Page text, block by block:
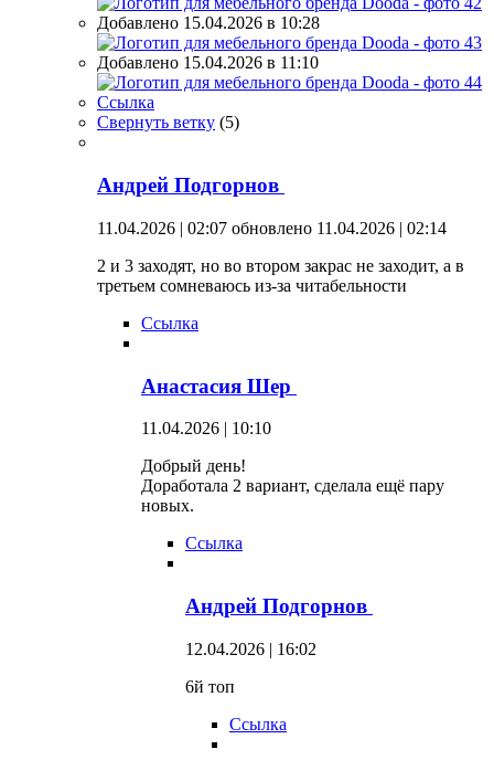
Добавлено 15.04.2026 в 10:28
Добавлено 15.04.2026 в 11:10
Ссылка
Свернуть ветку (5)
Андрей Подгорнов
11.04.2026 | 02:07 обновлено 11.04.2026 | 02:14
2 и 3 заходят, но во втором закрас не заходит, а в
третьем сомневаюсь из-за читабельности
Ссылка
Анастасия Шер
11.04.2026 | 10:10
Добрый день!
Доработала 2 вариант, сделала ещё пару
новых.
Ссылка
Андрей Подгорнов
12.04.2026 | 16:02
6й топ
Ссылка